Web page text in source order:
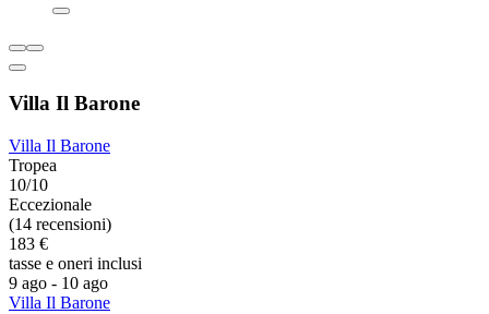
Villa Il Barone
Villa Il Barone
Tropea
10/10
Eccezionale
(14 recensioni)
183 €
tasse e oneri inclusi
9 ago - 10 ago
Villa Il Barone